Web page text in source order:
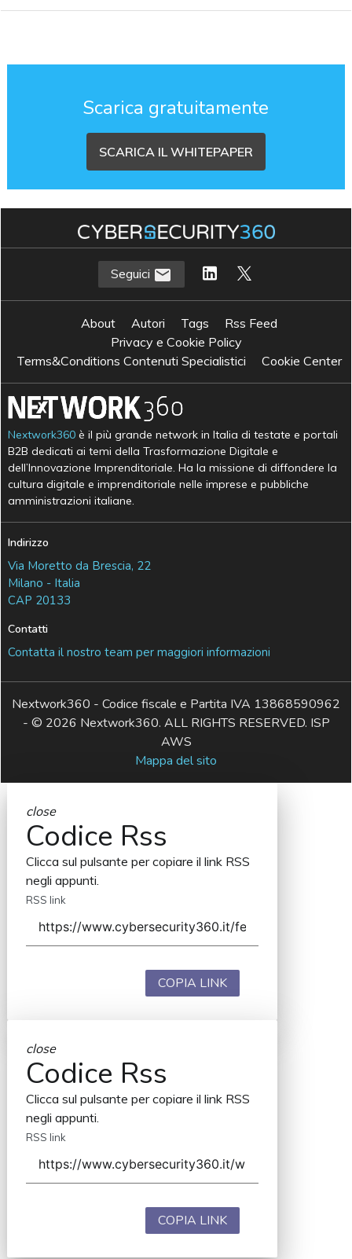
Scarica gratuitamente
SCARICA IL WHITEPAPER
Seguici
About Autori Tags
Rss Feed
Privacy e Cookie Policy
Terms&Conditions Contenuti Specialistici
Cookie Center
Nextwork360 è il più grande network in Italia di testate e portali
B2B dedicati ai temi della Trasformazione Digitale e
dell’Innovazione Imprenditoriale. Ha la missione di diffondere la
cultura digitale e imprenditoriale nelle imprese e pubbliche
amministrazioni italiane.
Indirizzo
Via Moretto da Brescia, 22
Milano - Italia
CAP 20133
Contatti
Contatta il nostro team per maggiori informazioni
Nextwork360 - Codice fiscale e Partita IVA 13868590962
- © 2026 Nextwork360. ALL RIGHTS RESERVED. ISP
AWS
Mappa del sito
close
Codice Rss
Clicca sul pulsante per copiare il link RSS
negli appunti.
RSS link
COPIA LINK
close
Codice Rss
Clicca sul pulsante per copiare il link RSS
negli appunti.
RSS link
COPIA LINK